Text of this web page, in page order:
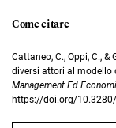
Come citare
Cattaneo, C., Oppi, C.,
diversi attori al modello
Management Ed
https://doi.org/